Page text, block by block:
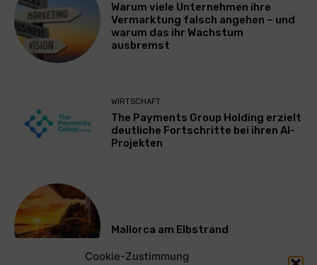
Cookie-Zustimmung
Warum viele Unternehmen ihre
Vermarktung falsch angehen – und
warum das ihr Wachstum
ausbremst
WIRTSCHAFT
The Payments Group Holding erzielt
deutliche Fortschritte bei ihren AI-
Projekten
Mallorca am Elbstrand